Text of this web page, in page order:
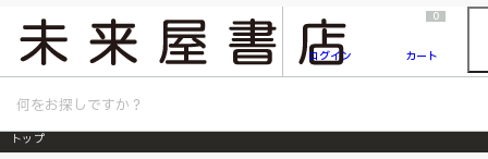
『ONE PIECE magazine 021 ONE PIECEカード付き同梱版』発売延期のご案内
ログイン
0
カート
トップ